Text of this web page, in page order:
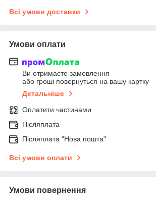
Всі умови доставки
Умови оплати
Ви отримаєте замовлення
або гроші повернуться на вашу картку
Детальніше
Оплатити частинами
Післяплата
Післяплата "Нова пошта"
Всі умови оплати
Умови повернення